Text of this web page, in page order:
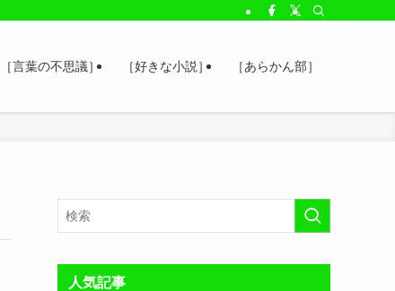
［言葉の不思議］ ［好きな小説］ ［あらかん部］
人気記事